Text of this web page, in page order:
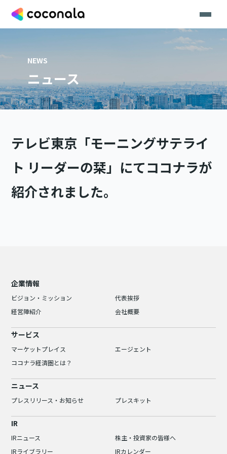
NEWS
ニュース
テレビ東京「モーニングサテライ
ト リーダーの栞」にてココナラが
紹介されました。
企業情報
ビジョン・ミッション
代表挨拶
経営陣紹介
会社概要
サービス
マーケットプレイス
エージェント
ココナラ経済圏とは？
ニュース
プレスリリース・お知らせ プレスキット
IR
IRニュース
株主・投資家の皆様へ
IRライブラリー
IRカレンダー